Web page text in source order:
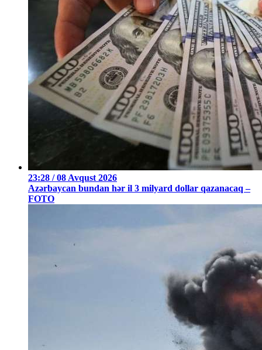
23:28 / 08 Avqust 2026
Azərbaycan bundan hər il 3 milyard dollar qazanacaq –
FOTO